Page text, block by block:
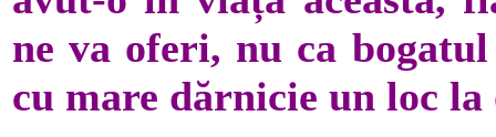
ne va oferi, nu ca
cu mare dărnicie un loc la